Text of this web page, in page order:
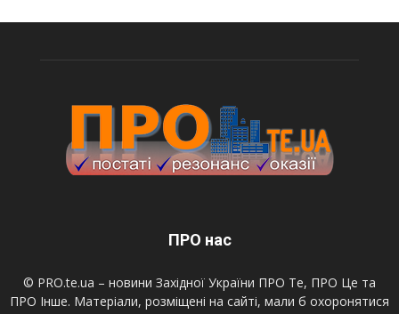
ПРО нас
© PRO.te.ua – новини Західної України ПРО Те, ПРО Це та
ПРО Інше. Матеріали, розміщені на сайті, мали б охоронятися